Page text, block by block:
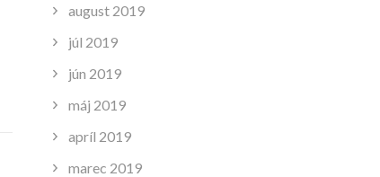
august 2019
júl 2019
jún 2019
máj 2019
apríl 2019
marec 2019